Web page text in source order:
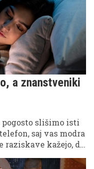
a znanstveniki
pogosto slišimo isti
saj vas modra
raziskave kažejo, da